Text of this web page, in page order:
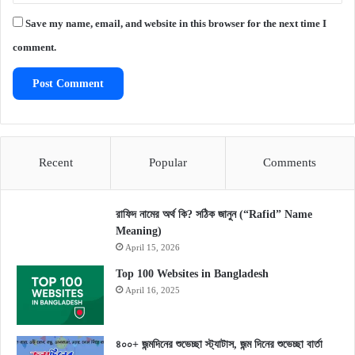
Save my name, email, and website in this browser for the next time I
comment.
Recent Popular Comments
রাফিদ নামের অর্থ কি? সঠিক জানুন (“Rafid” Name
Meaning)
April 15, 2026
Top 100 Websites in Bangladesh
April 16, 2025
৪০০+ জন্মদিনের শুভেচ্ছা স্ট্যাটাস, জন্ম দিনের শুভেচ্ছা বার্তা